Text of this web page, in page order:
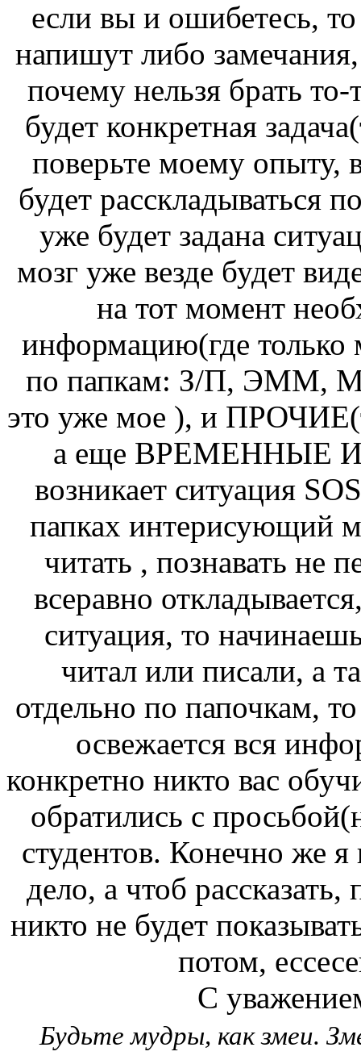
если вы и ошибетесь,
напишут либо
почему нельзя брать
будет конкретная
поверьте моему опыту,
будет расскладываться
уже будет задана
мозг уже везде будет
на тот момент
информацию(где только
по папкам: З/П, ЭММ,
это уже мое ), и
а еще ВРЕМЕННЫЕ И
возникает ситуация
папках интерисующий
читать , познавать не
всеравно
ситуация, то
читал или писали, а
отдельно по папочкам,
освежается вся
конкретно никто вас
обратились с
студентов. Конечно же
дело, а чтоб
никто не будет
потом,
С
Будьте мудры, как змеи.